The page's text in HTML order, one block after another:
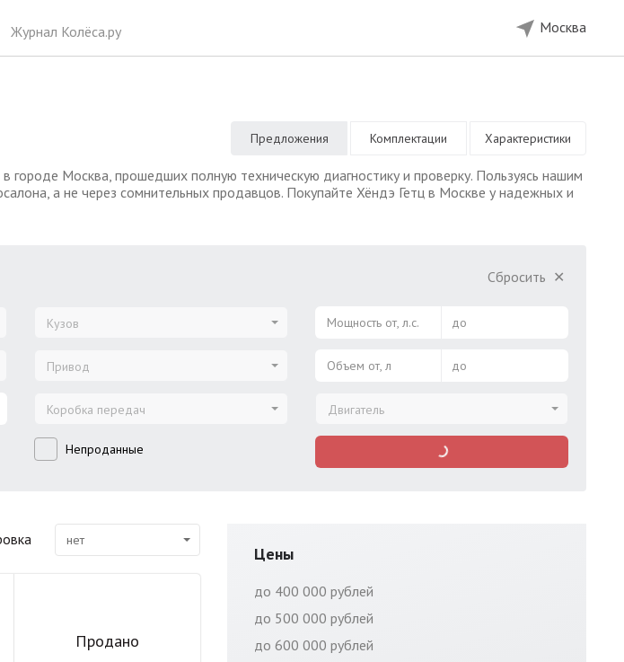
Журнал Колёса.ру Москва
Москва, прошедших полную техническую диагностику и проверку. Пользуясь нашим
а не через сомнительных продавцов. Покупайте Хёндэ Гетц в Москве у надежных и
Предложения Комплектации Характеристики
Кузов
Привод
Коробка передач
Непроданные
Сбросить ✕
Мощность от, л.с. до
Объем от, л до
Двигатель
нет
Продано
Цены
до 400 000 рублей
до 500 000 рублей
до 600 000 рублей